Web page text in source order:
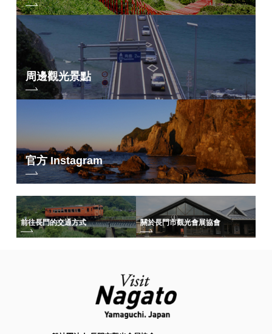
周邊觀光景點
官方 Instagram
前往長門的交通方式 關於長門市觀光會展協會